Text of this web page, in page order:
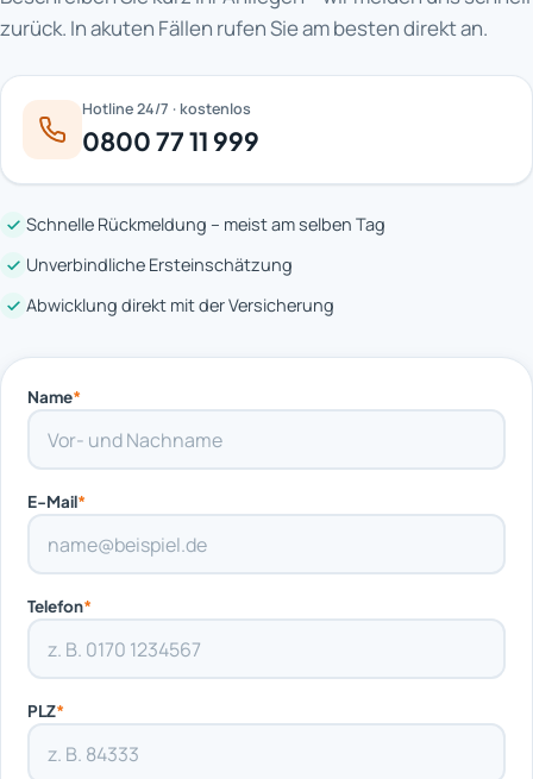
zurück. In akuten Fällen rufen Sie am besten direkt an.
Hotline 24/7 · kostenlos
0800 77 11 999
Schnelle Rückmeldung – meist am selben Tag
Unverbindliche Ersteinschätzung
Abwicklung direkt mit der Versicherung
Name*
E-Mail*
Telefon*
PLZ*